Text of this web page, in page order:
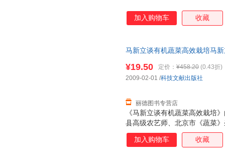
加入购物车 收藏
马新立谈有机蔬菜高效栽培马
《马新立谈有机蔬菜高效栽
县高级农艺师、北京市《蔬菜
新立，根据他与部分菜农、农
故事的形式，以亲身实践总结
¥19.50 定价： ¥458.20 (0.43折)
丽德图书专营店
2009-02-01 /科技文献出版社
加入购物车 收藏